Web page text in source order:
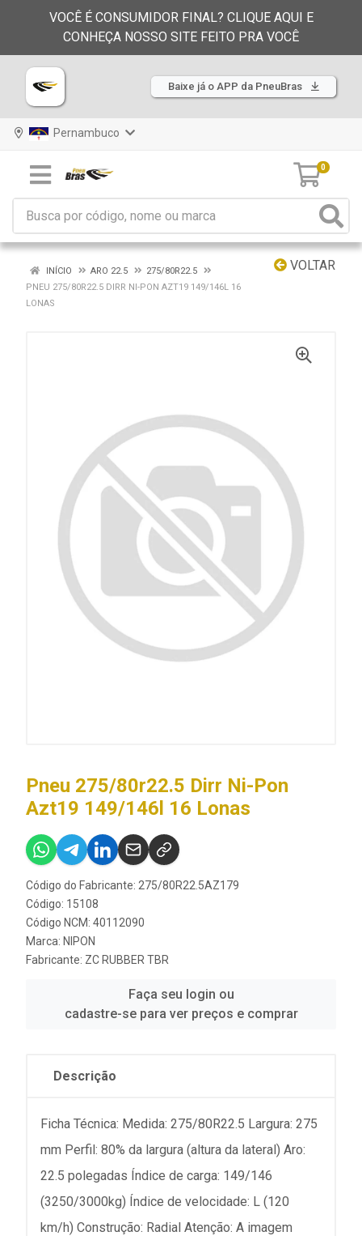
VOCÊ É CONSUMIDOR FINAL? CLIQUE AQUI E
CONHEÇA NOSSO SITE FEITO PRA VOCÊ
Baixe já o APP da PneuBras
Pernambuco
0
VOLTAR
INÍCIO ARO 22.5
275/80R22.5
PNEU 275/80R22.5 DIRR NI-PON AZT19 149/146L 16
LONAS
Pneu 275/80r22.5 Dirr Ni-Pon
Azt19 149/146l 16 Lonas
Código do Fabricante: 275/80R22.5AZ179
Código: 15108
Código NCM: 40112090
Marca: NIPON
Fabricante: ZC RUBBER TBR
Faça seu login ou
cadastre-se para ver preços e comprar
Descrição
Ficha Técnica: Medida: 275/80R22.5 Largura: 275
mm Perfil: 80% da largura (altura da lateral) Aro:
22.5 polegadas Índice de carga: 149/146
(3250/3000kg) Índice de velocidade: L (120
km/h) Construção: Radial Atenção: A imagem